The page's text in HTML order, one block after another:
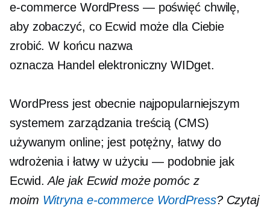
e-commerce WordPress — poświęć chwilę,
aby zobaczyć, co Ecwid może dla Ciebie
zrobić. W końcu nazwa
oznacza Handel elektroniczny WIDget.
WordPress jest obecnie najpopularniejszym
systemem zarządzania treścią (CMS)
używanym online; jest potężny, łatwy do
wdrożenia i łatwy w użyciu — podobnie jak
Ecwid.Ale jak Ecwid może pomóc z
moim Witryna e-commerce WordPress? Czytaj